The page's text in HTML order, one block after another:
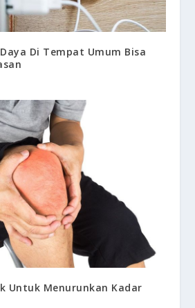
Di Tempat Umum Bisa
Untuk Menurunkan Kadar